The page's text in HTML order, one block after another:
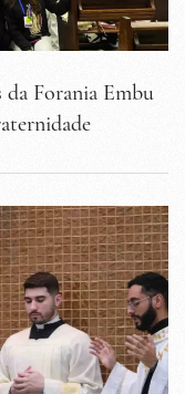
da Forania Embu